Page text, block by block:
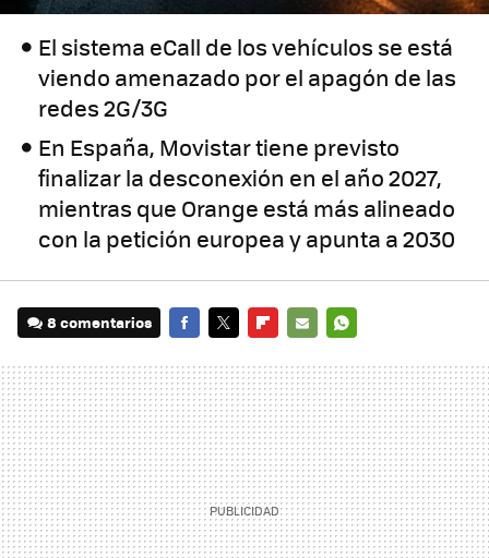
El sistema eCall de los vehículos se está
viendo amenazado por el apagón de las
redes 2G/3G
En España, Movistar tiene previsto
finalizar la desconexión en el año 2027,
mientras que Orange está más alineado
con la petición europea y apunta a 2030
8 comentarios
MAIL